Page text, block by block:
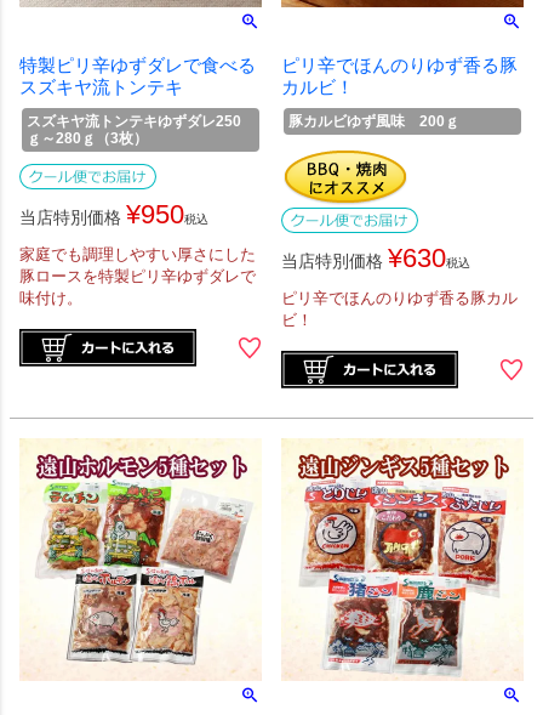
特製ピリ辛ゆずダレで食べる
スズキヤ流トンテキ
スズキヤ流トンテキゆずダレ250
ｇ～280ｇ（3枚）
当店特別価格 ¥950税込
家庭でも調理しやすい厚さにした
豚ロースを特製ピリ辛ゆずダレで
味付け。
ピリ辛でほんのりゆず香る豚
カルビ！
豚カルビゆず風味 200ｇ
当店特別価格 ¥630税込
ピリ辛でほんのりゆず香る豚カル
ビ！